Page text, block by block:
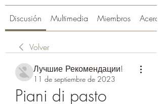
Discusión Multimedia Miembros Acerca
Volver
Лучшие Рекомендации!
11 de septiembre de 2023
Piani di pasto